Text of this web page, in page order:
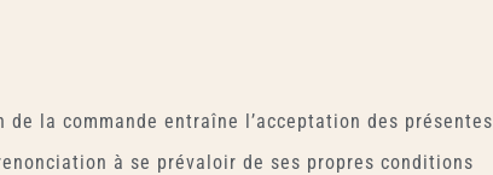
la commande entraîne l’acceptation des présentes
à se prévaloir de ses propres conditions